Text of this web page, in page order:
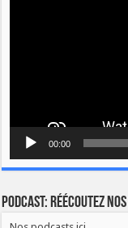
00:00
Podcast: Réécoutez